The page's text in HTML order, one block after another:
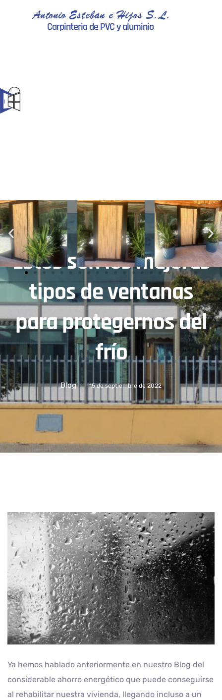
Antonio Esteban e Hijos S.L.
Carpinteria de PVC y aluminio
Estos son los mejores
tipos de ventanas
para protegernos del
frío
Blog 15 de septiembre de 2022
Ya hemos hablado anteriormente en nuestro Blog del
considerable ahorro energético que puede conseguirse
al rehabilitar nuestra vivienda, llegando incluso a un